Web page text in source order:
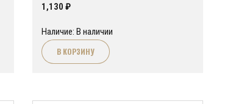
1,130 ₽
Наличие: В наличии
В КОРЗИНУ